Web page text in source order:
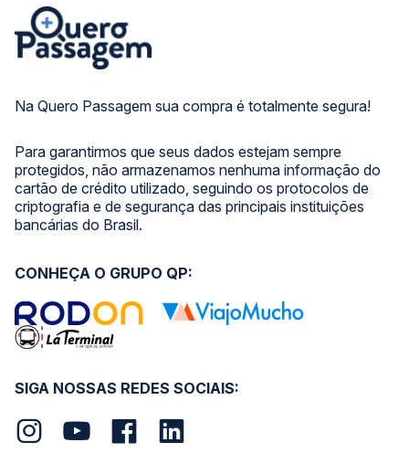
Na Quero Passagem sua compra é totalmente segura!
Para garantirmos que seus dados estejam sempre
protegidos, não armazenamos nenhuma informação do
cartão de crédito utilizado, seguindo os protocolos de
criptografia e de segurança das principais instituições
bancárias do Brasil.
SIGA NOSSAS REDES SOCIAIS:
CONHEÇA O GRUPO QP: